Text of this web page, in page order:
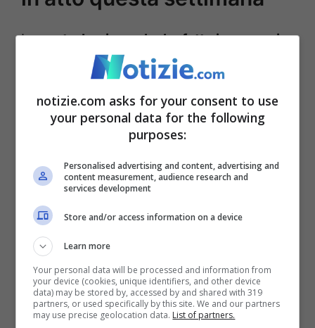
Laperturbazione che ha fatto ingresso in
si troverà a diventare concreta
travolgeranno tutto il paese.Non vedremo
rovesci solo sulla parte occidentale della
Liguria, sulla zona orientale della Sicilia e
su quella meridionale di Puglia e Calabria.
Dove comunque il cielo sarà coperto per
tutto l’arco della giornata.
notizie.com asks for your consent to use
your personal data for the following
purposes:
Personalised advertising and content, advertising and
content measurement, audience research and
services development
Store and/or access information on a device
Learn more
Your personal data will be processed and information from
your device (cookies, unique identifiers, and other device
data) may be stored by, accessed by and shared with 319
partners, or used specifically by this site. We and our partners
may use precise geolocation data. List of partners.